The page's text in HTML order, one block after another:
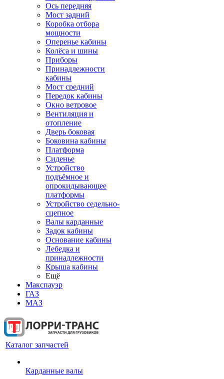
Ось передняя
Мост задний
Коробка отбора
мощности
Оперенье кабины
Колёса и шины
Приборы
Принадлежности
кабины
Мост средний
Передок кабины
Окно ветровое
Вентиляция и
отопление
Дверь боковая
Боковина кабины
Платформа
Сиденье
Устройство
подъёмное и
опрокидывающее
платформы
Устройство седельно-
сцепное
Валы карданные
Задок кабины
Основание кабины
Лебедка и
принадлежности
Крыша кабины
Ещё
Макспауэр
ГАЗ
МАЗ
Каталог запчастей
Карданные валы